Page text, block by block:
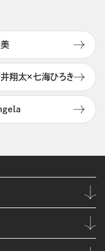
翔太×七海ひろき